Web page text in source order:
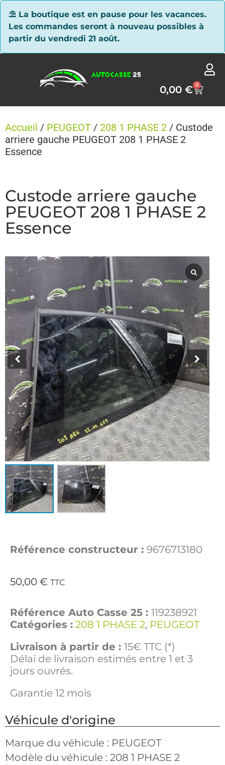
⛱ La boutique est en pause pour les vacances.
Les commandes seront à nouveau possibles à
partir du vendredi 21 août.
0,00€ 0
Accueil / PEUGEOT / 208 1 PHASE 2 / Custode
arriere gauche PEUGEOT 208 1 PHASE 2
Essence
Custode arriere gauche
PEUGEOT 208 1 PHASE 2
Essence
Référence constructeur : 9676713180
50,00 € TTC
Référence Auto Casse 25 : 119238921
Catégories : 208 1 PHASE 2, PEUGEOT
Livraison à partir de : 15€ TTC (*)
Délai de livraison estimés entre 1 et 3
jours ouvrés.
Garantie 12 mois
Véhicule d'origine
Marque du véhicule : PEUGEOT
Modèle du véhicule : 208 1 PHASE 2
Panneau de gestion des cookies